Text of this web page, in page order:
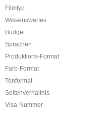
Filmtyp
Wissenswertes
Budget
Sprachen
Produktions-Format
Farb-Format
Tonformat
Seitenverhältnis
Visa-Nummer